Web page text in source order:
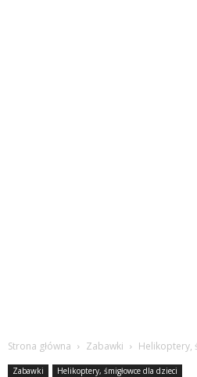
Strona główna Zabawki Helikoptery,
Zabawki Helikoptery, śmigłowce dla dzieci